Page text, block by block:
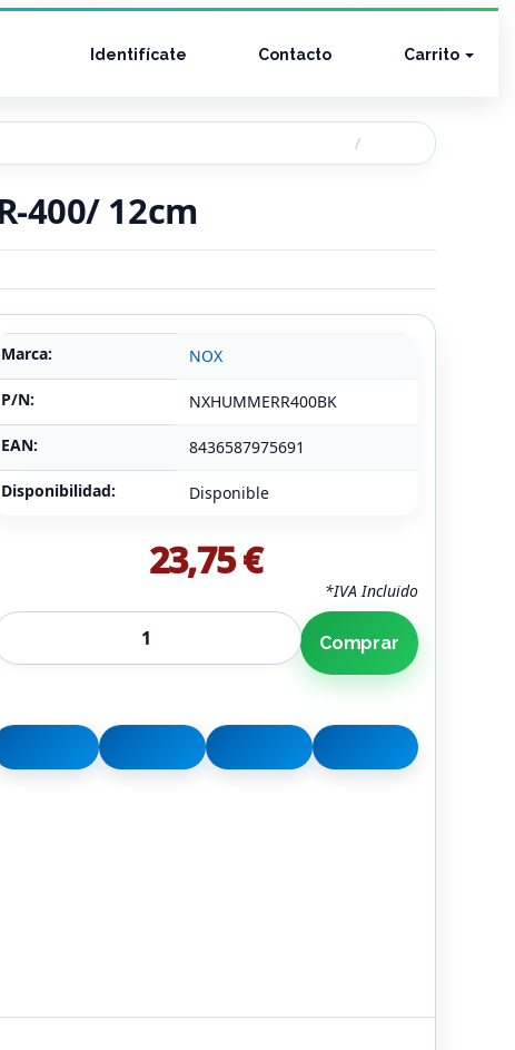
Identifícate Contacto Carrito
400/ 12cm
Marca: NOX
P/N: NXHUMMERR400BK
EAN: 8436587975691
Disponibilidad: Disponible
23,75 €
*IVA Incluido
Comprar